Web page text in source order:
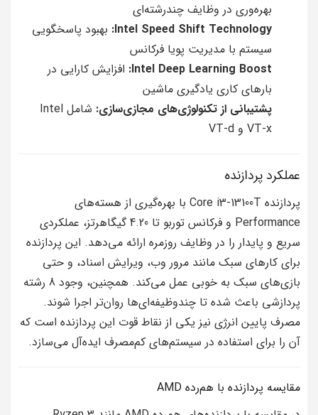
بهره‌وری در وظایف چندرشته‌ای
Intel Speed Shift Technology: بهبود پاسخگویی
سیستم با مدیریت پویا فرکانس
Intel Deep Learning Boost: افزایش کارایی در
بارهای کاری یادگیری ماشین
پشتیبانی از تکنولوژی‌های مجازی‌سازی:
شامل Intel
VT-x و VT-d
عملکرد پردازنده
پردازنده Core i3-13100T با بهره‌گیری از هسته‌های
Performance و فرکانس توربو تا 4.20 گیگاهرتز، عملکردی
سریع و پایدار را در وظایف روزمره ارائه می‌دهد. این پردازنده
برای کارهای سبک مانند مرور وب، ویرایش اسناد، و حتی
بازی‌های سبک به خوبی عمل می‌کند. همچنین، وجود 8 رشته
پردازشی باعث شده تا چندوظیفه‌ای‌ها روان‌تر اجرا شوند.
مصرف پایین انرژی نیز یکی از نقاط قوت این پردازنده است که
آن را برای استفاده در سیستم‌های کم‌مصرف ایده‌آل می‌سازد.
مقایسه پردازنده با هم‌رده AMD